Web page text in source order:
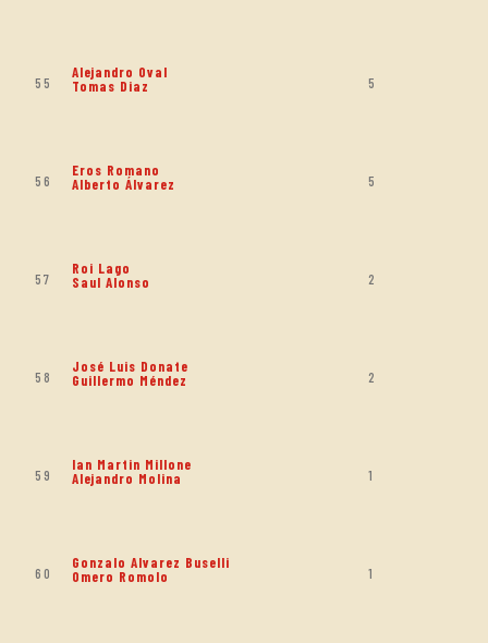
55
Alejandro Oval
Tomas Diaz
5
56
Eros Romano
Alberto Álvarez
5
57
Roi Lago
Saul Alonso
2
58
José Luis Donate
Guillermo Méndez
2
59
Ian Martin Millone
Alejandro Molina
1
60
Gonzalo Alvarez Buselli
Omero Romolo
1